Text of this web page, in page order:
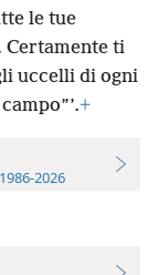
le tue
Certamente ti
uccelli di ogni
+
2026